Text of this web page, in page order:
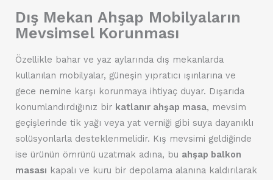
Dış Mekan Ahşap Mobilyaların
Mevsimsel Korunması
Özellikle bahar ve yaz aylarında dış mekanlarda
kullanılan mobilyalar, güneşin yıpratıcı ışınlarına ve
gece nemine karşı korunmaya ihtiyaç duyar. Dışarıda
konumlandırdığınız bir katlanır ahşap masa, mevsim
geçişlerinde tik yağı veya yat verniği gibi suya dayanıklı
solüsyonlarla desteklenmelidir. Kış mevsimi geldiğinde
ise ürünün ömrünü uzatmak adına, bu ahşap balkon
masası kapalı ve kuru bir depolama alanına kaldırılarak